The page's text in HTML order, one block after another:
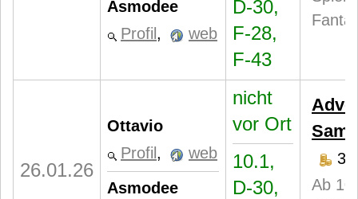
Asmodee
Profil , web
D-30,
F-28,
F-43
26.01.26
Ottavio
Profil ,
web
Asmodee
nicht
vor Ort
10.1,
D-30,
Ab 10